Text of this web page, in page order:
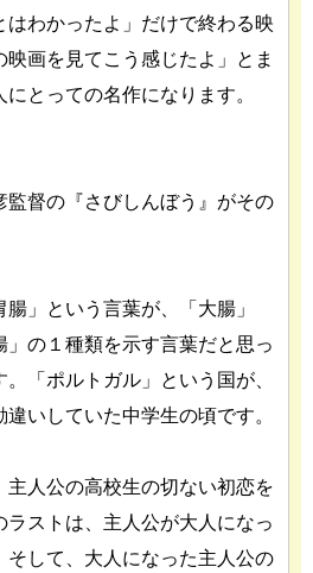
はわかったよ」だけで終わる映
画を見てこう感じたよ」とま
とっての名作になります。
監督の『さびしんぼう』がその
」という言葉が、「大腸」
」の１種類を示す言葉だと思っ
「ポルトガル」という国が、
いしていた中学生の頃です。
主人公の高校生の切ない初恋を
ストは、主人公が大人になっ
そして、大人になった主人公の